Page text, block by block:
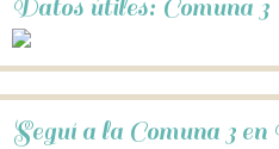
Datos útiles: Comuna 3
Seguí a la Comuna 3 en